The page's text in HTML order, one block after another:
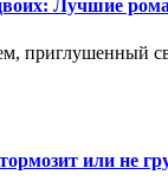
Лучшие
приглушенный
или не